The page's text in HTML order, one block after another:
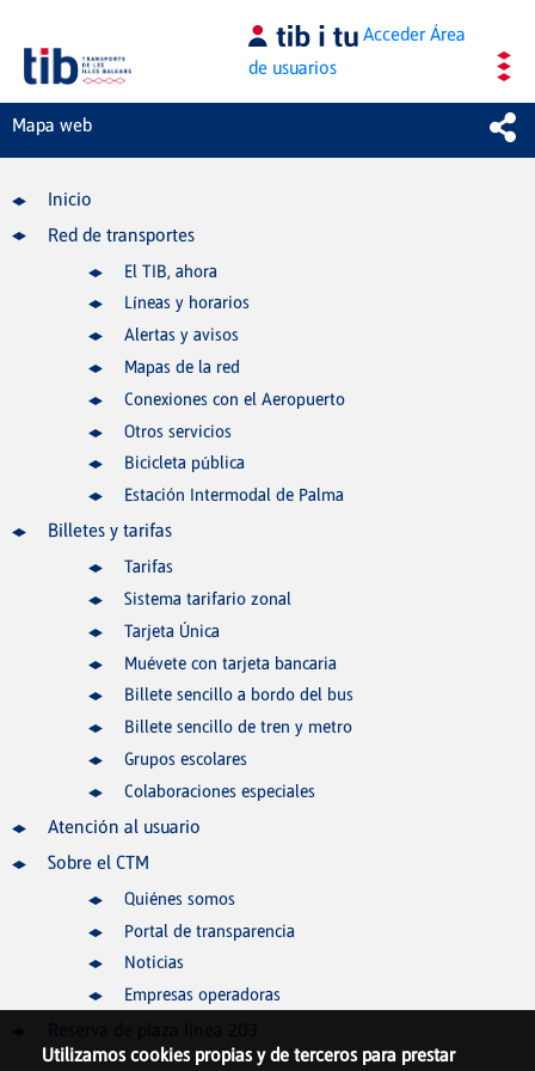
Saltar al contenido principal AccederÁrea
de usuarios
Mapa web
Inicio
Red de transportes
El TIB, ahora
Líneas y horarios
Alertas y avisos
Mapas de la red
Conexiones con el Aeropuerto
Otros servicios
Bicicleta pública
Estación Intermodal de Palma
Billetes y tarifas
Tarifas
Sistema tarifario zonal
Tarjeta Única
Muévete con tarjeta bancaria
Billete sencillo a bordo del bus
Billete sencillo de tren y metro
Grupos escolares
Colaboraciones especiales
Atención al usuario
Sobre el CTM
Quiénes somos
Portal de transparencia
Noticias
Empresas operadoras
Utilizamos cookies propias y de terceros para prestar